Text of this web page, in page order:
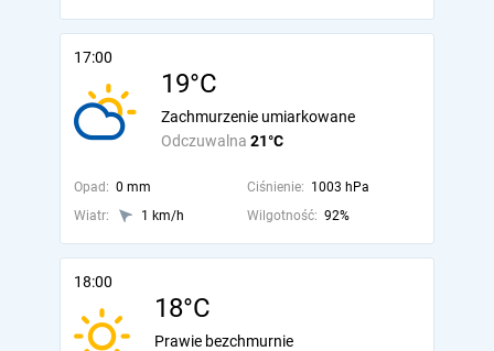
17:00
19°C
Odczuwalna 21°C
Zachmurzenie umiarkowane
Opad: 0 mm Ciśnienie: 1003 hPa
Wiatr:
1 km/h Wilgotność: 92%
18:00
18°C
Prawie bezchmurnie